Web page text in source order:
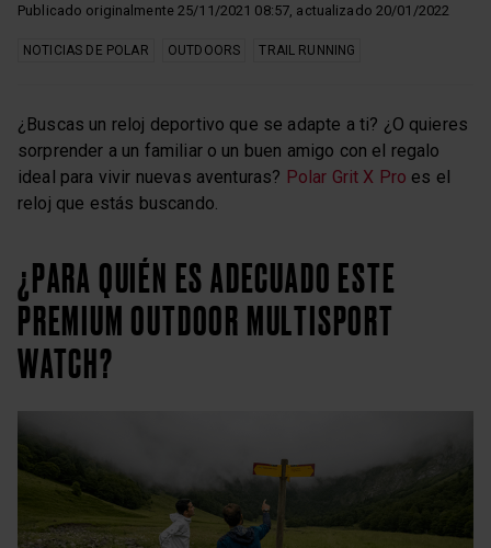
Publicado originalmente 25/11/2021 08:57, actualizado 20/01/2022
NOTICIAS DE POLAR OUTDOORS TRAIL RUNNING
¿Buscas un reloj deportivo que se adapte a ti? ¿O quieres
sorprender a un familiar o un buen amigo con el regalo
ideal para vivir nuevas aventuras? Polar Grit X Pro es el
reloj que estás buscando.
¿PARA QUIÉN ES ADECUADO ESTE
PREMIUM OUTDOOR MULTISPORT
WATCH?